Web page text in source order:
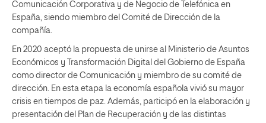
Comunicación Corporativa y de Negocio de Telefónica en
España, siendo miembro del Comité de Dirección de la
compañía.
En 2020 aceptó la propuesta de unirse al Ministerio de Asuntos
Económicos y Transformación Digital del Gobierno de España
como director de Comunicación y miembro de su comité de
dirección. En esta etapa la economía española vivió su mayor
crisis en tiempos de paz. Además, participó en la elaboración y
presentación del Plan de Recuperación y de las distintas